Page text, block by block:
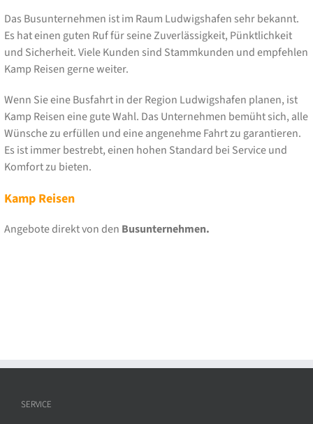
Das Busunternehmen ist im Raum Ludwigshafen sehr bekannt.
Es hat einen guten Ruf für seine Zuverlässigkeit, Pünktlichkeit
und Sicherheit. Viele Kunden sind Stammkunden und empfehlen
Kamp Reisen gerne weiter.
Wenn Sie eine Busfahrt in der Region Ludwigshafen planen, ist
Kamp Reisen eine gute Wahl. Das Unternehmen bemüht sich, alle
Wünsche zu erfüllen und eine angenehme Fahrt zu garantieren.
Es ist immer bestrebt, einen hohen Standard bei Service und
Komfort zu bieten.
Kamp Reisen
Angebote direkt von den Busunternehmen.
SERVICE